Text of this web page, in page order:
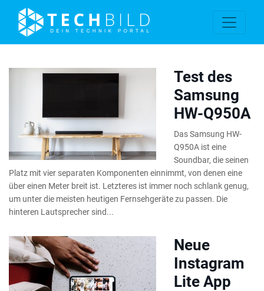
Test des
Samsung
HW-Q950A
Das Samsung HW-
Q950A ist eine
Soundbar, die seinen
Platz mit vier separaten Komponenten einnimmt, von denen eine
über einen Meter breit ist. Letzteres ist immer noch schlank genug,
um unter die meisten heutigen Fernsehgeräte zu passen. Die
hinteren Lautsprecher sind...
Neue
Instagram
Lite App